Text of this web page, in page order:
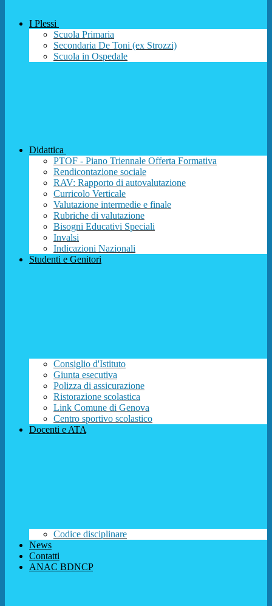
I Plessi
Scuola Primaria
Secondaria De Toni (ex Strozzi)
Scuola in Ospedale
Didattica
PTOF - Piano Triennale Offerta Formativa
Rendicontazione sociale
RAV: Rapporto di autovalutazione
Curricolo Verticale
Valutazione intermedie e finale
Rubriche di valutazione
Bisogni Educativi Speciali
Invalsi
Indicazioni Nazionali
Studenti e Genitori
Consiglio d'Istituto
Giunta esecutiva
Polizza di assicurazione
Ristorazione scolastica
Link Comune di Genova
Centro sportivo scolastico
Docenti e ATA
Codice disciplinare
News
Contatti
ANAC BDNCP